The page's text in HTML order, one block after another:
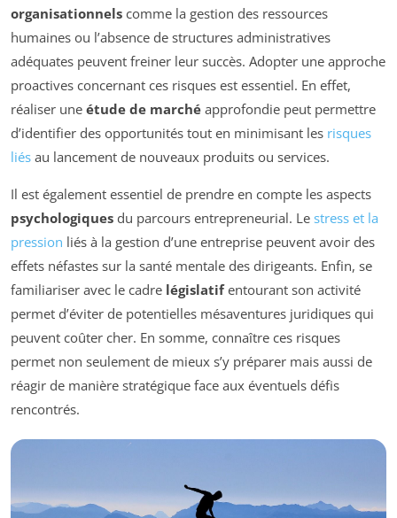
organisationnels comme la gestion des ressources
humaines ou l’absence de structures administratives
adéquates peuvent freiner leur succès. Adopter une approche
proactives concernant ces risques est essentiel. En effet,
réaliser une étude de marché approfondie peut permettre
d’identifier des opportunités tout en minimisant les risques
liés au lancement de nouveaux produits ou services.
Il est également essentiel de prendre en compte les aspects
psychologiques du parcours entrepreneurial. Le stress et la
pression liés à la gestion d’une entreprise peuvent avoir des
effets néfastes sur la santé mentale des dirigeants. Enfin, se
familiariser avec le cadre législatifentourant son activité
permet d’éviter de potentielles mésaventures juridiques qui
peuvent coûter cher. En somme, connaître ces risques
permet non seulement de mieux s’y préparer mais aussi de
réagir de manière stratégique face aux éventuels défis
rencontrés.